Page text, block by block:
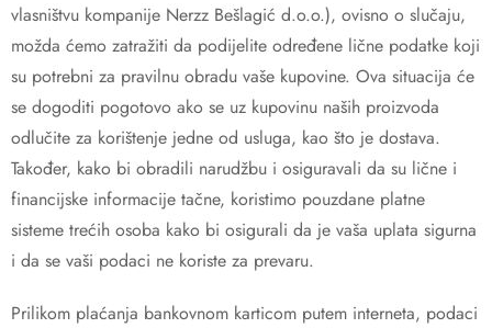
vlasništvu kompanije Nerzz Bešlagić d.o.o.), ovisno o slučaju,
možda ćemo zatražiti da podijelite određene lične podatke koji
su potrebni za pravilnu obradu vaše kupovine. Ova situacija će
se dogoditi pogotovo ako se uz kupovinu naših proizvoda
odlučite za korištenje jedne od usluga, kao što je dostava.
Također, kako bi obradili narudžbu i osiguravali da su lične i
financijske informacije tačne, koristimo pouzdane platne
sisteme trećih osoba kako bi osigurali da je vaša uplata sigurna
i da se vaši podaci ne koriste za prevaru.
Prilikom plaćanja bankovnom karticom putem interneta, podaci